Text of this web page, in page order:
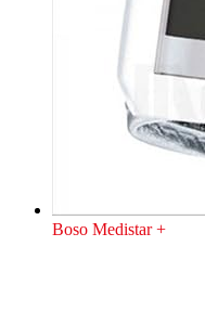
Boso Medistar +